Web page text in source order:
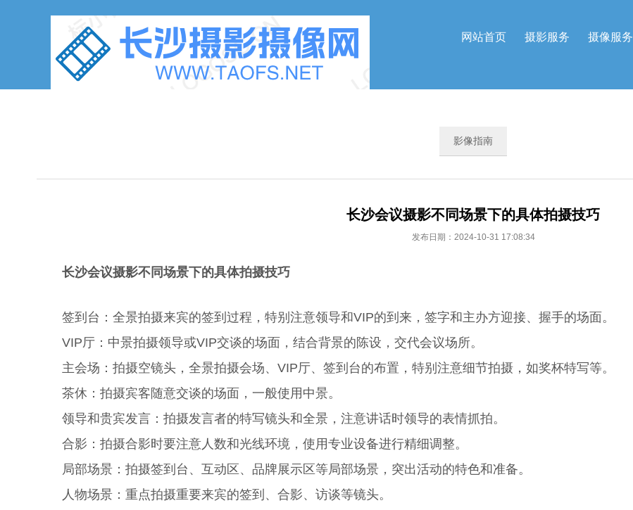
网站首页 摄影服务 摄像服务
影像指南
长沙会议摄影不同场景下的具体拍摄技巧
发布日期：2024-10-31 17:08:34
长沙会议摄影不同场景下的具体拍摄技巧
‌‌签到台‌：全景拍摄来宾的签到过程，特别注意领导和VIP的到来，签字和主办方迎接、握手的场面。
‌‌VIP厅‌：中景拍摄领导或VIP交谈的场面，结合背景的陈设，交代会议场所。
‌主会场‌：拍摄空镜头，全景拍摄会场、VIP厅、签到台的布置，特别注意细节拍摄，如奖杯特写等。
‌‌茶休‌：拍摄宾客随意交谈的场面，一般使用中景。
‌领导和贵宾发言‌：拍摄发言者的特写镜头和全景，注意讲话时领导的表情抓拍。
‌合影‌：拍摄合影时要注意人数和光线环境，使用专业设备进行精细调整。
‌局部场景‌：拍摄签到台、互动区、品牌展示区等局部场景，突出活动的特色和准备。
‌人物场景‌：重点拍摄重要来宾的签到、合影、访谈等镜头。